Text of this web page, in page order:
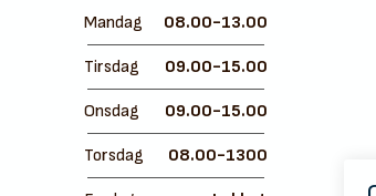
Mandag 08.00-13.00
Tirsdag 09.00-15.00
Onsdag 09.00-15.00
Torsdag 08.00-1300